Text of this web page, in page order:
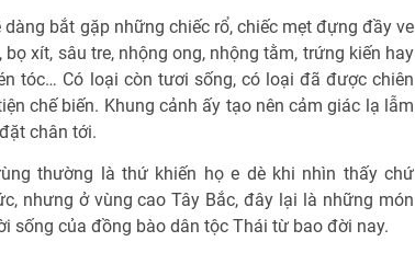
bắt gặp những chiếc rổ, chiếc mẹt đựng đầy ve
bọ xít, sâu tre, nhộng ong, nhộng tằm, trứng kiến hay
tóc… Có loại còn tươi sống, có loại đã được chiên
chế biến. Khung cảnh ấy tạo nên cảm giác lạ lẫm
chân tới.
thường là thứ khiến họ e dè khi nhìn thấy chứ
nhưng ở vùng cao Tây Bắc, đây lại là những món
sống của đồng bào dân tộc Thái từ bao đời nay.